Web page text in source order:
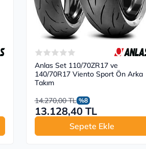
Anlas Set 110/70ZR17 ve
140/70R17 Viento Sport Ön Arka
Takım
14.270,00 TL %8
13.128,40 TL
Sepete Ekle